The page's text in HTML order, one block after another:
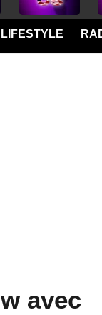
LIFESTYLE
avec